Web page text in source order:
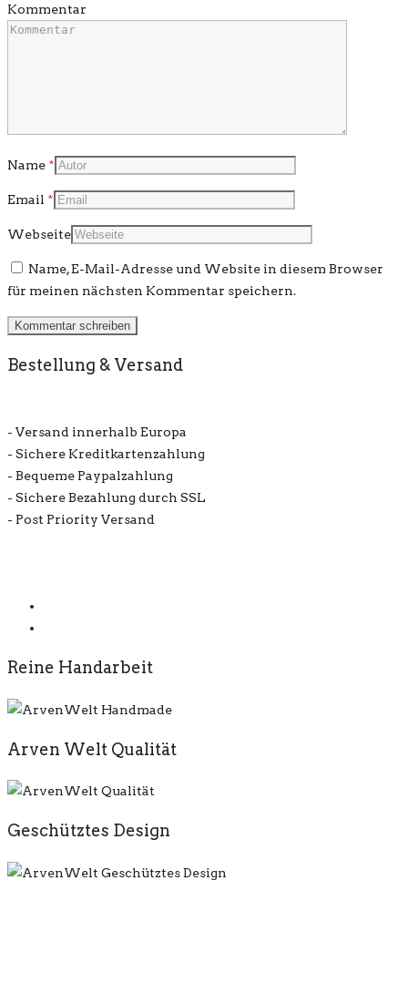
Kommentar
Name *
Email *
Webseite
Name, E-Mail-Adresse und Website in diesem Browser
für meinen nächsten Kommentar speichern.
Bestellung & Versand
- Versand innerhalb Europa
- Sichere Kreditkartenzahlung
- Bequeme Paypalzahlung
- Sichere Bezahlung durch SSL
- Post Priority Versand
Reine Handarbeit
Arven Welt Qualität
Geschütztes Design